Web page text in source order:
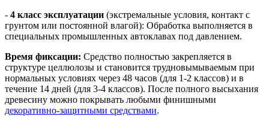
- 4 класс эксплуатации (экстремальные условия, контакт с
грунтом или постоянной влагой): Обработка выполняется в
специальных промышленных автоклавах под давлением.
Время фиксации: Средство полностью закрепляется в
структуре целлюлозы и становится трудновымываемым при
нормальных условиях через 48 часов (для 1-2 классов) и в
течение 14 дней (для 3-4 классов). После полного высыхания
древесину можно покрывать любыми финишными
декоративно-защитными средствами.